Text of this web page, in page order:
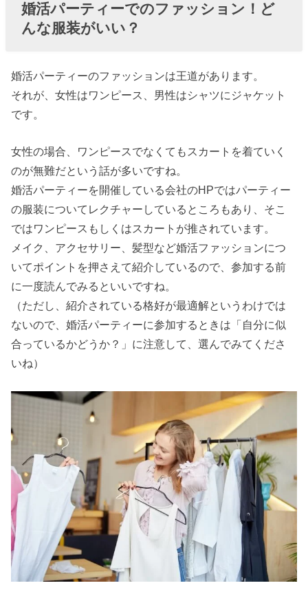
のがマズイ色
はある？
ーでは服やフ
ァッションだ
ない
› まとめ
婚活パーティーでのファッション！ど
んな服装がいい？
婚活パーティーのファッションは王道があります。
それが、女性はワンピース、男性はシャツにジャケット
です。
女性の場合、ワンピースでなくてもスカートを着ていく
のが無難だという話が多いですね。
婚活パーティーを開催している会社のHPではパーティー
の服装についてレクチャーしているところもあり、そこ
ではワンピースもしくはスカートが推されています。
メイク、アクセサリー、髪型など婚活ファッションにつ
いてポイントを押さえて紹介しているので、参加する前
に一度読んでみるといいですね。
（ただし、紹介されている格好が最適解というわけでは
ないので、婚活パーティーに参加するときは「自分に似
合っているかどうか？」に注意して、選んでみてくださ
いね）